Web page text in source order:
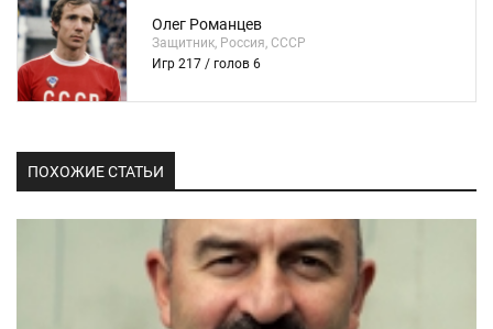
Олег Романцев
Защитник, Россия, СССР
Игр 217 / голов 6
ПОХОЖИЕ СТАТЬИ